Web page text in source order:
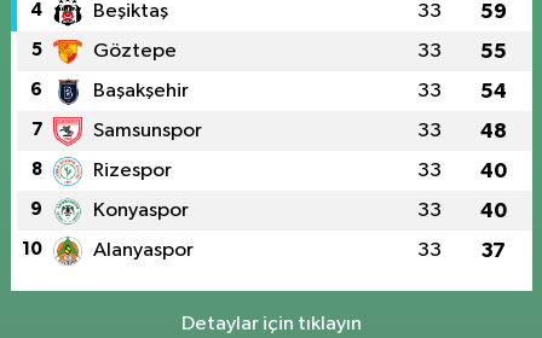
4 Beşiktaş 33 59
5 Göztepe 33 55
6 Başakşehir 33 54
7 Samsunspor 33 48
8 Rizespor 33 40
9 Konyaspor 33 40
10 Alanyaspor 33 37
Detaylar için tıklayın